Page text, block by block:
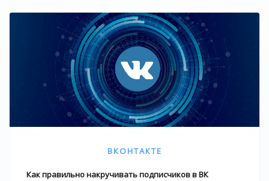
ВКОНТАКТЕ
Как правильно накручивать подписчиков в ВК